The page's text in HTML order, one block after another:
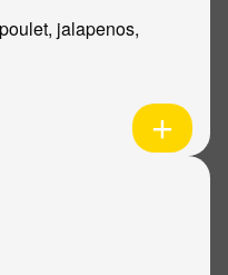
jalapenos,